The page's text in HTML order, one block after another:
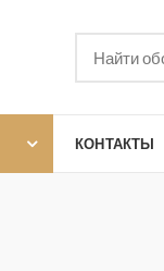
КОНТАКТЫ